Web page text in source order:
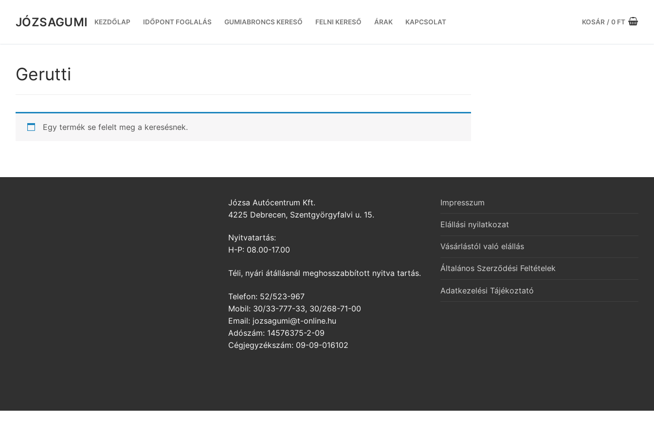
tartalomra
JÓZSAGUMI KEZDŐLAP IDŐPONT FOGLALÁS GUMIABRONCS KERESŐ FELNI KERESŐ ÁRAK KAPCSOLAT KOSÁR / 0 FT
Gerutti
Egy termék se felelt meg a keresésnek.
Józsa Autócentrum Kft.
4225 Debrecen, Szentgyörgyfalvi u. 15.
Nyitvatartás:
H-P: 08.00-17.00
Téli, nyári átállásnál meghosszabbított nyitva tartás.
Telefon: 52/523-967
Mobil: 30/33-777-33, 30/268-71-00
Email: jozsagumi@t-online.hu
Adószám: 14576375-2-09
Cégjegyzékszám: 09-09-016102
Impresszum
Elállási nyilatkozat
Vásárlástól való elállás
Általános Szerződési Feltételek
Adatkezelési Tájékoztató